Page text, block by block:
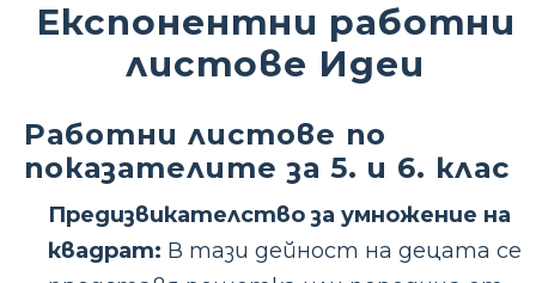
Експонентни работни
листове Идеи
Работни листове по
показателите за 5. и 6. клас
Предизвикателство за умножение на
квадрат: В тази дейност на децата се